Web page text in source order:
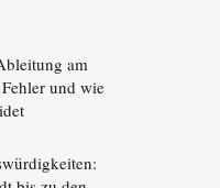
am
und wie